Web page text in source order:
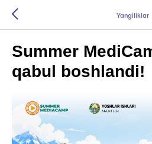
Yangiliklar
Summer
qabul boshlandi!